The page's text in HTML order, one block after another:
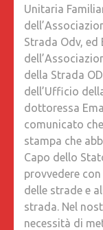
Unitaria
Strada Odv, ed
della Strada
dell’Ufficio
dottoressa
comunicato
stampa che
Capo dello
provvedere
delle strade e
strada. Nel
necessità di